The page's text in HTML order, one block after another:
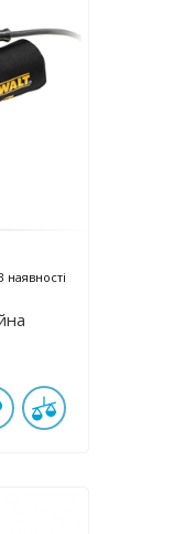
наявності